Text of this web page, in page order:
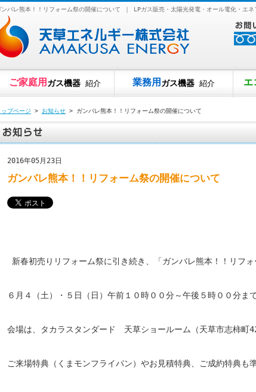
ンバレ熊本！！リフォーム祭の開催について ｜ LPガス販売・太陽光発電・オール電化・エ
ご家庭用 ガス機器 紹介 業務用 ガス機器 紹介 エ
ップページ > お知らせ > ガンバレ熊本！！リフォーム祭の開催について
2016年05月23日
ガンバレ熊本！！リフォーム祭の開催について
新春初売りリフォーム祭に引き続き、「ガンバレ熊本！！リフォ
６月４（土）・５日（日）午前１０時００分～午後５時００分ま
会場は、タカラスタンダード 天草ショールーム（天草市志柿町
ご来場特典（くまモンフライパン）やお見積特典、ご成約特典も